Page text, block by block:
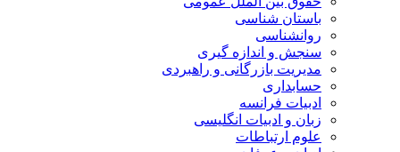
باستان شناسی
روانشناسی
سنجش و اندازه گیری
مدیریت بازرگانی و راهبردی
حسابداری
ادبیات فرانسه
زبان و ادبیات انگلیسی
علوم ارتباطات